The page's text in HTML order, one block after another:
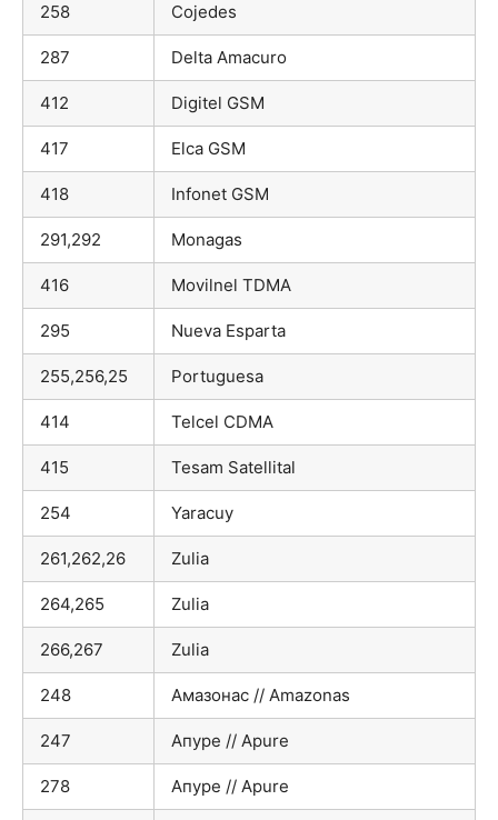
258 Cojedes
287 Delta Amacuro
412 Digitel GSM
417 Elca GSM
418 Infonet GSM
291,292 Monagas
416 Movilnel TDMA
295 Nueva Esparta
255,256,25 Portuguesa
414 Telcel CDMA
415 Tesam Satellital
254 Yaracuy
261,262,26 Zulia
264,265 Zulia
266,267 Zulia
248 Амазонас // Amazonas
247 Апуре // Apure
278 Апуре // Apure